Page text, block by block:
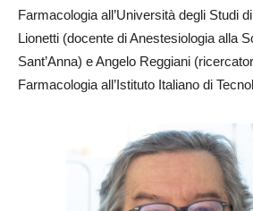
Farmacologia all’Università degli Studi
Lionetti (docente di Anestesiologia alla
Sant’Anna) e Angelo Reggiani
Farmacologia all’Istituto Italiano di